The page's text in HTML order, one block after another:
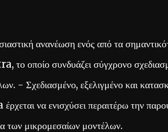
ανανέωση ενός από τα
το οποίο συνδυάζει σύγχρονο
- Σχεδιασμένο, εξελιγμένο και
να ενισχύσει περαιτέρω την
των μικρομεσαίων μοντέλων.